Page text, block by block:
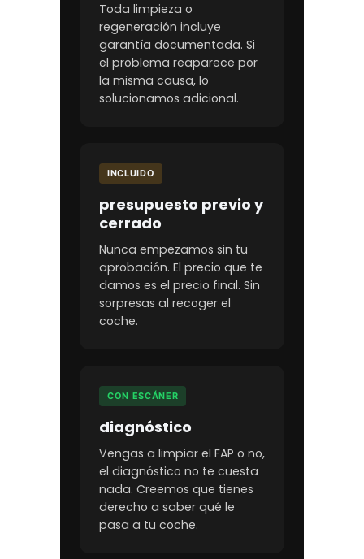
Toda limpieza o
regeneración incluye
garantía documentada. Si
el problema reaparece por
la misma causa, lo
solucionamos adicional.
INCLUIDO
presupuesto previo y
cerrado
Nunca empezamos sin tu
aprobación. El precio que te
damos es el precio final. Sin
sorpresas al recoger el
coche.
CON ESCÁNER
diagnóstico
Vengas a limpiar el FAP o no,
el diagnóstico no te cuesta
nada. Creemos que tienes
derecho a saber qué le
pasa a tu coche.